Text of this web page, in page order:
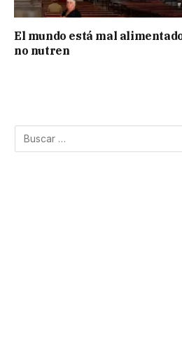
El mundo está mal
no nutren